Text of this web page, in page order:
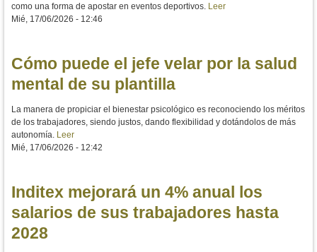
como una forma de apostar en eventos deportivos. Leer
Mié, 17/06/2026 - 12:46
Cómo puede el jefe velar por la salud
mental de su plantilla
La manera de propiciar el bienestar psicológico es reconociendo los méritos
de los trabajadores, siendo justos, dando flexibilidad y dotándolos de más
autonomía. Leer
Mié, 17/06/2026 - 12:42
Inditex mejorará un 4% anual los
salarios de sus trabajadores hasta
2028